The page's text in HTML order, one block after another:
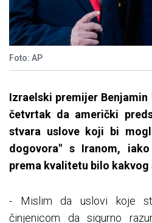
Foto: AP
Izraelski premijer
četvrtak da američki
stvara uslove koji bi
dogovora" s Iranom,
prema kvalitetu bilo kakvog
- Mislim da uslovi koje
činjenicom da sigurno